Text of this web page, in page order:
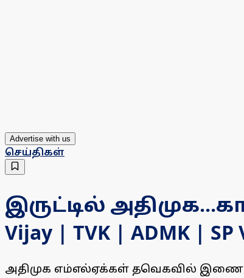
Advertise with us
செய்திகள்
இருட்டில்
Vijay | TVK | ADMK | SP
அதிமுக எம்எல்ஏக்கள் தவெகவில்